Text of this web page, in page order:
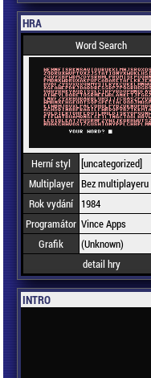
HRA
Word Search
Herní styl
[uncategorized]
Multiplayer Bez multiplayeru
Rok vydání
1984
Programátor Vince Apps
Grafik
(Unknown)
detail hry
INTRO